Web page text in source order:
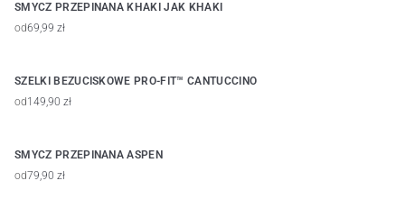
SMYCZ PRZEPINANA KHAKI JAK KHAKI
od69,99 zł
SZELKI BEZUCISKOWE PRO-FIT™ CANTUCCINO
od149,90 zł
SMYCZ PRZEPINANA ASPEN
od79,90 zł